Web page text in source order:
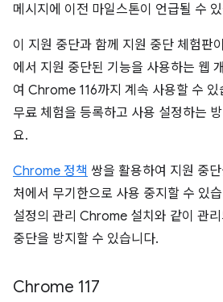
메시지에 이전 마일스톤이 언급될 수
이 지원 중단과 함께 지원 중단 체험판
에서 지원 중단된 기능을 사용하는 웹
여 Chrome 116까지 계속 사용할 수 있
무료 체험을 등록하고 사용 설정하는
요.
Chrome 정책 쌍을 활용하여 지원 중
처에서 무기한으로 사용 중지할 수 있
설정의 관리 Chrome 설치와 같이 관
중단을 방지할 수 있습니다.
Chrome 117